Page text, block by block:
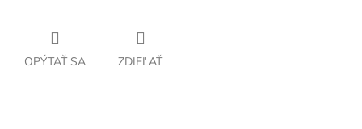
OPÝTAŤ SA ZDIEĽAŤ